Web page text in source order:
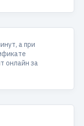
а при
онлайн за